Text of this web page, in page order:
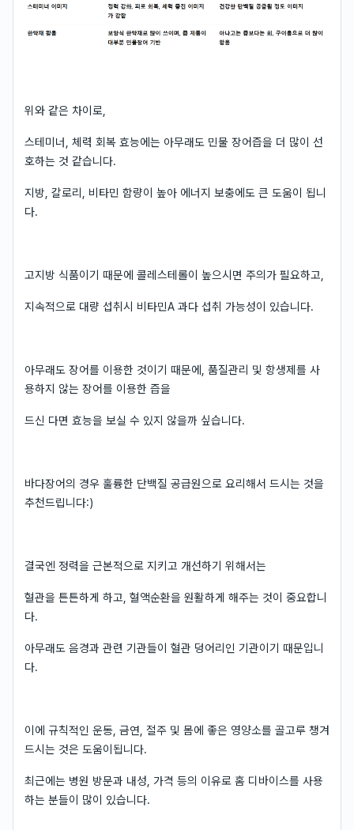
위와 같은 차이로,
스테미너, 체력 회복 효능에는 아무래도 민물 장어즙을 더 많이 선
호하는 것 같습니다.
지방, 칼로리, 비타민 함량이 높아 에너지 보충에도 큰 도움이 됩니
다.
고지방 식품이기 때문에 콜레스테롤이 높으시면 주의가 필요하고,
지속적으로 대량 섭취시 비타민A 과다 섭취 가능성이 있습니다.
아무래도 장어를 이용한 것이기 때문에, 품질관리 및 항생제를 사
용하지 않는 장어를 이용한 즙을
드신 다면 효능을 보실 수 있지 않을까 싶습니다.
바다장어의 경우 훌륭한 단백질 공급원으로 요리해서 드시는 것을
추천드립니다:)
결국엔 정력을 근본적으로 지키고 개선하기 위해서는
혈관을 튼튼하게 하고, 혈액순환을 원활하게 해주는 것이 중요합니
다.
아무래도 음경과 관련 기관들이 혈관 덩어리인 기관이기 때문입니
다.
이에 규칙적인 운동, 금연, 절주 및 몸에 좋은 영양소를 골고루 챙겨
드시는 것은 도움이됩니다.
최근에는 병원 방문과 내성, 가격 등의 이유로 홈 디바이스를 사용
하는 분들이 많이 있습니다.